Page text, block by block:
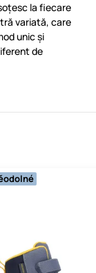
la fiecare
variată, care
unic și
de